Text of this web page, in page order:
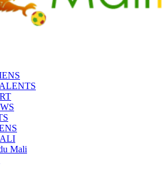
Mali